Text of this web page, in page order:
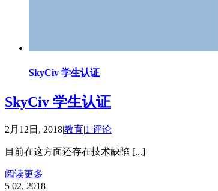
SkyCiv 学生认证
SkyCiv 学生认证
2月12日, 2018|教育|1 评论
目前在这方面还存在技术缺陷 [...]
阅读更多
5 02, 2018